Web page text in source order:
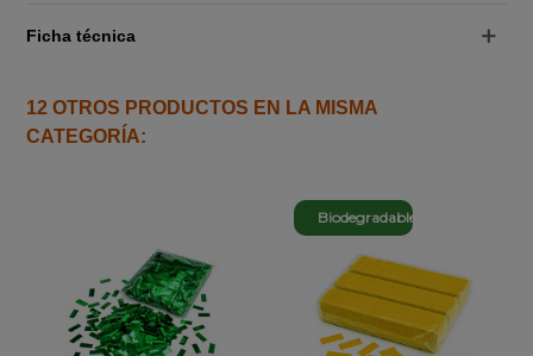
Ficha técnica
12 OTROS PRODUCTOS EN LA MISMA
CATEGORÍA:
Biodegradable